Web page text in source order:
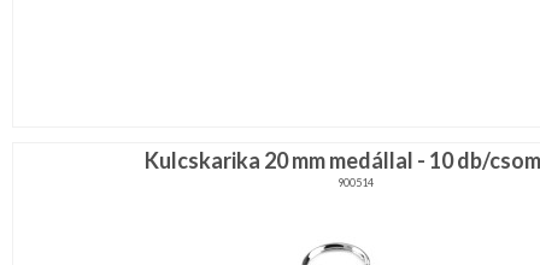
Kulcskarika 20 mm medállal - 10 db/
900514